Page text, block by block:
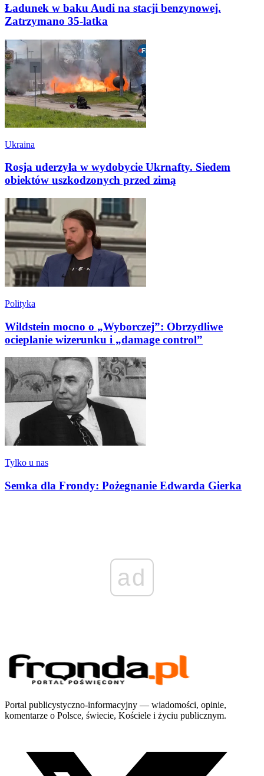
Ładunek w baku Audi na stacji benzynowej.
Zatrzymano 35-latka
Ukraina
Rosja uderzyła w wydobycie Ukrnafty. Siedem
obiektów uszkodzonych przed zimą
Polityka
Wildstein mocno o „Wyborczej”: Obrzydliwe
ocieplanie wizerunku i „damage control”
Tylko u nas
Semka dla Frondy: Pożegnanie Edwarda Gierka
ad
Portal publicystyczno-informacyjny — wiadomości, opinie,
komentarze o Polsce, świecie, Kościele i życiu publicznym.